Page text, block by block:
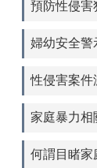
預防性侵害
婦幼安全警
性侵害案件
家庭暴力相
何謂目睹家